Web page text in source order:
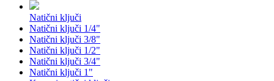
Natični ključi
Natični ključi 1/4"
Natični ključi 3/8"
Natični ključi 1/2"
Natični ključi 3/4"
Natični ključi 1"